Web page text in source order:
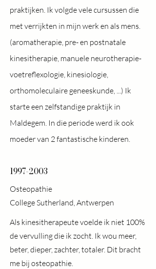
praktijken. Ik volgde vele cursussen die
met verrijkten in mijn werk en als mens.
(aromatherapie, pre- en postnatale
kinesitherapie, manuele neurotherapie-
voetreflexologie, kinesiologie,
orthomoleculaire geneeskunde, ...) Ik
starte een zelfstandige praktijk in
Maldegem. In die periode werd ik ook
moeder van 2 fantastische kinderen.
1997-2003
Osteopathie
College Sutherland, Antwerpen
Als kinesitherapeute voelde ik niet 100%
de vervulling die ik zocht. Ik wou meer,
beter, dieper, zachter, totaler. Dit bracht
me bij osteopathie.